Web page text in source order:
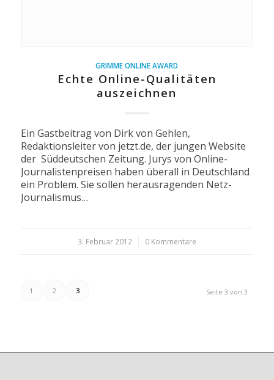
GRIMME ONLINE AWARD
Echte Online-Qualitäten
auszeichnen
Ein Gastbeitrag von Dirk von Gehlen,
Redaktionsleiter von jetzt.de, der jungen Website
der Süddeutschen Zeitung. Jurys von Online-
Journalistenpreisen haben überall in Deutschland
ein Problem. Sie sollen herausragenden Netz-
Journalismus…
3. Februar 2012
/ 0 Kommentare
Seite 3 von 3
1 2 3